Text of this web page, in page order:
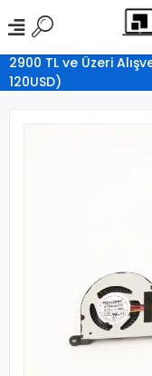
2900 TL ve Üzeri
120USD)